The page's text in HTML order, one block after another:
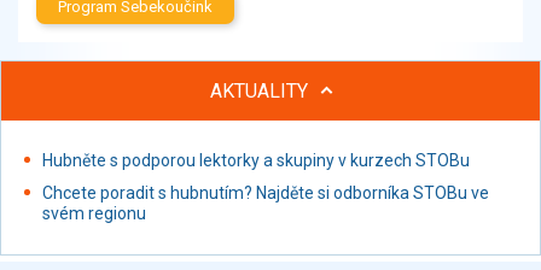
Polotovary, hotové pokrmy
Nápoje nealkoholické
Fastfood
Studená kuchyně, lahůdkářské výrobky
Program Sebekoučink
AKTUALITY
Hubněte s podporou lektorky a skupiny v kurzech STOBu
Chcete poradit s hubnutím? Najděte si odborníka STOBu ve
svém regionu